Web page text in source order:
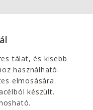
tálat, és kisebb
használható.
elmosására.
készült.